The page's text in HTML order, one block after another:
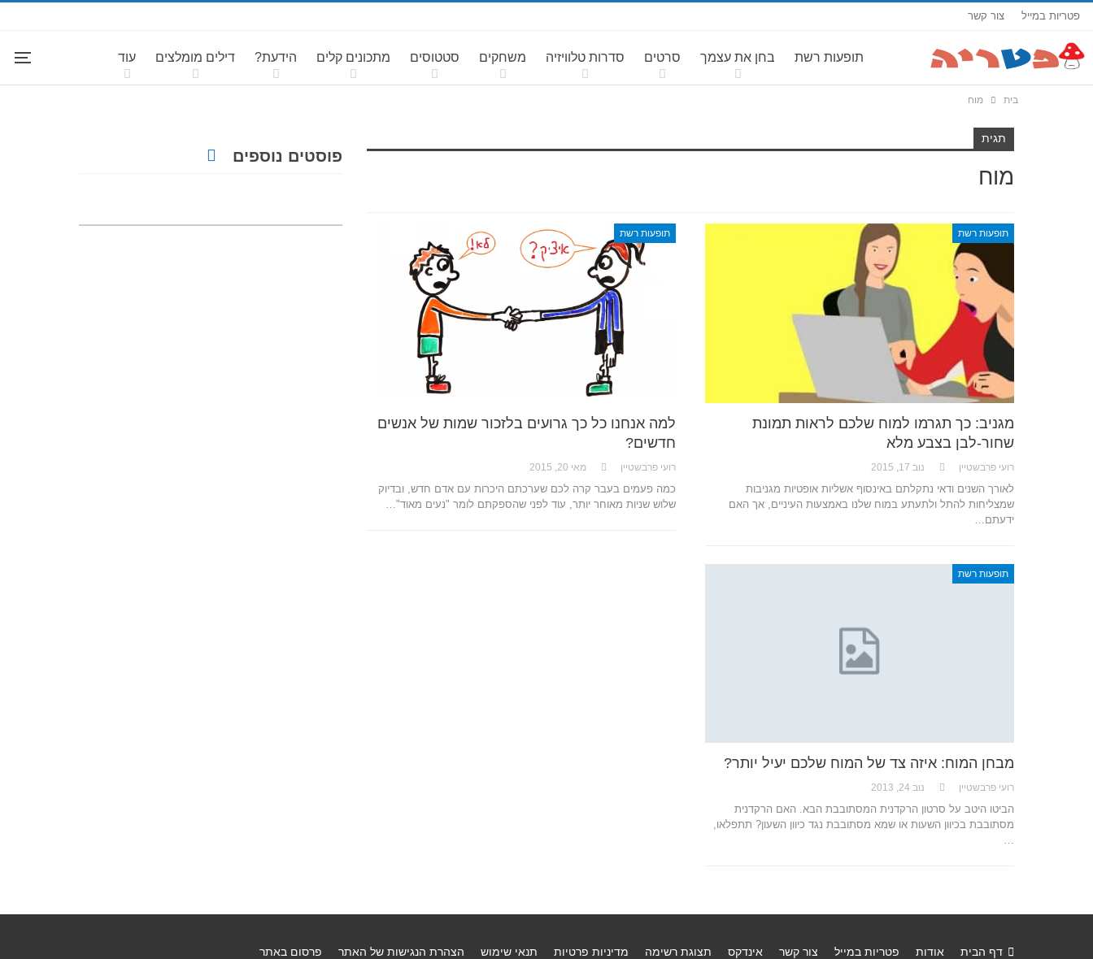
פטריות במייל צור קשר
תופעות רשת בחן את עצמך סרטים סדרות טלוויזיה משחקים סטטוסים מתכונים קלים הידעת? דילים מומלצים עוד
בית מוח
תגית
מוח
תופעות רשת
מגניב: כך תגרמו למוח שלכם לראות תמונת
שחור-לבן בצבע מלא
רועי פרבשטיין נוב 17, 2015
לאורך השנים ודאי נתקלתם באינסוף אשליות אופטיות מגניבות
שמצליחות להתל ולתעתע במוח שלנו באמצעות העיניים, אך האם
ידעתם…
תופעות רשת
למה אנחנו כל כך גרועים בלזכור שמות של אנשים
חדשים?
רועי פרבשטיין מאי 20, 2015
כמה פעמים בעבר קרה לכם שערכתם היכרות עם אדם חדש, ובדיוק
שלוש שניות מאוחר יותר, עוד לפני שהספקתם לומר "נעים מאוד"…
תופעות רשת
מבחן המוח: איזה צד של המוח שלכם יעיל יותר?
רועי פרבשטיין נוב 24, 2013
הביטו היטב על סרטון הרקדנית המסתובבת הבא. האם הרקדנית
מסתובבת בכיוון השעות או שמא מסתובבת נגד כיוון השעון? תתפלאו,
פוסטים נוספים
דף הבית אודות פטריות במייל צור קשר אינדקס תצוגת רשימה מדיניות פרטיות תנאי שימוש הצהרת הנגישות של האתר פרסום באתר